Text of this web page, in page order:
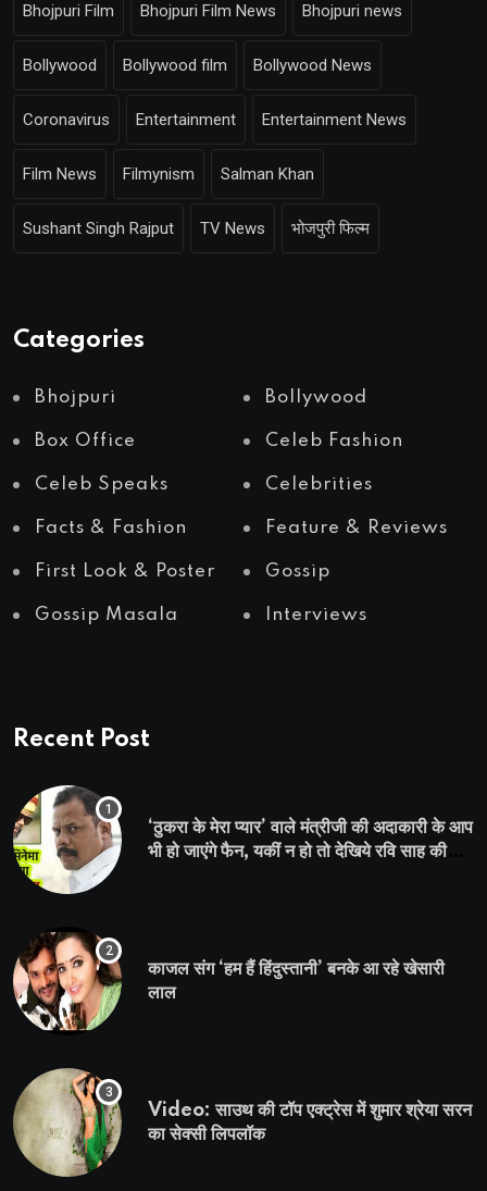
Bhojpuri Film Bhojpuri Film News Bhojpuri news
Bollywood Bollywood film Bollywood News
Coronavirus Entertainment Entertainment News
Film News Filmynism Salman Khan
Sushant Singh Rajput TV News भोजपुरी फिल्म
Categories
Bhojpuri Bollywood
Box Office Celeb Fashion
Celeb Speaks Celebrities
Facts & Fashion Feature & Reviews
First Look & Poster Gossip
Gossip Masala Interviews
Recent Post
‘ठुकरा के मेरा प्यार’ वाले मंत्रीजी की अदाकारी के आप
भी हो जाएंगे फैन, यकीं न हो तो देखिये रवि साह की
काजल संग ‘हम हैं हिंदुस्तानी’ बनके आ रहे खेसारी
लाल
Video: साउथ की टॉप एक्ट्रेस में शुमार श्रेया सरन
का सेक्सी लिपलॉक